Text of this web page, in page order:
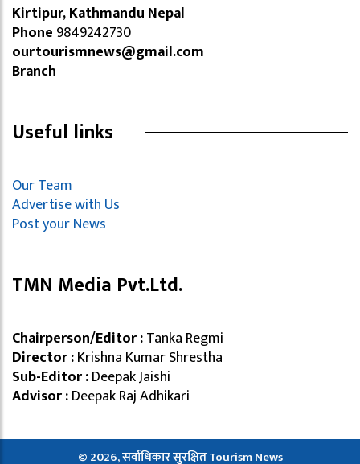
Kirtipur, Kathmandu Nepal
Phone 9849242730
ourtourismnews@gmail.com
Branch
Useful links
Our Team
Advertise with Us
Post your News
TMN Media Pvt.Ltd.
Chairperson/Editor :Tanka Regmi
Director :Krishna Kumar Shrestha
Sub-Editor :Deepak Jaishi
Advisor :Deepak Raj Adhikari
© 2026, सर्वाधिकार सुरक्षित Tourism News